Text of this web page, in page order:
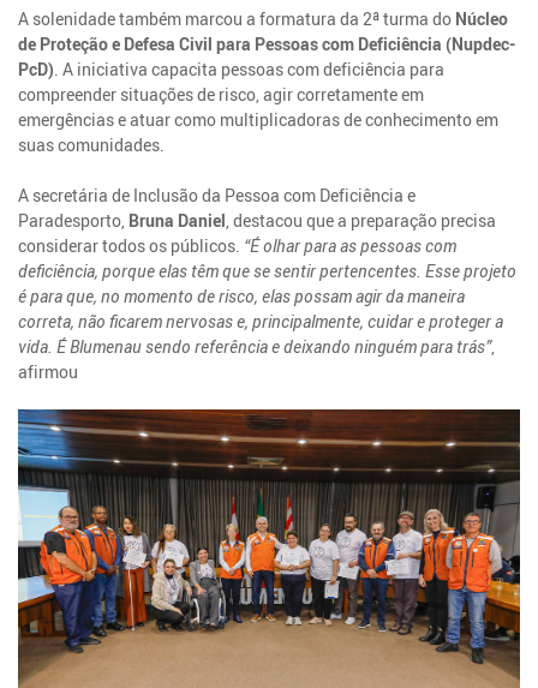
A solenidade também marcou a formatura da 2ª turma do Núcleo
de Proteção e Defesa Civil para Pessoas com Deficiência (Nupdec-
PcD) . A iniciativa capacita pessoas com deficiência para
compreender situações de risco, agir corretamente em
emergências e atuar como multiplicadoras de conhecimento em
suas comunidades.
A secretária de Inclusão da Pessoa com Deficiência e
Paradesporto, Bruna Daniel , destacou que a preparação precisa
considerar todos os públicos. “É olhar para as pessoas com
deficiência, porque elas têm que se sentir pertencentes. Esse projeto
é para que, no momento de risco, elas possam agir da maneira
correta, não ficarem nervosas e, principalmente, cuidar e proteger a
vida. É Blumenau sendo referência e deixando ninguém para trás”,
afirmou